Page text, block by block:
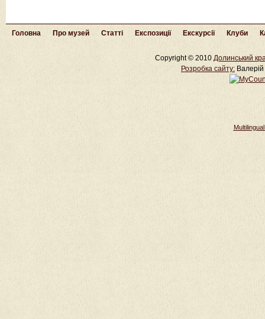
Головна Про музей Статті Експозиції Екскурсії Клуби
Copyright © 2010 Долинський
Розробка cайту: